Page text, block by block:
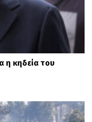
η κηδεία του